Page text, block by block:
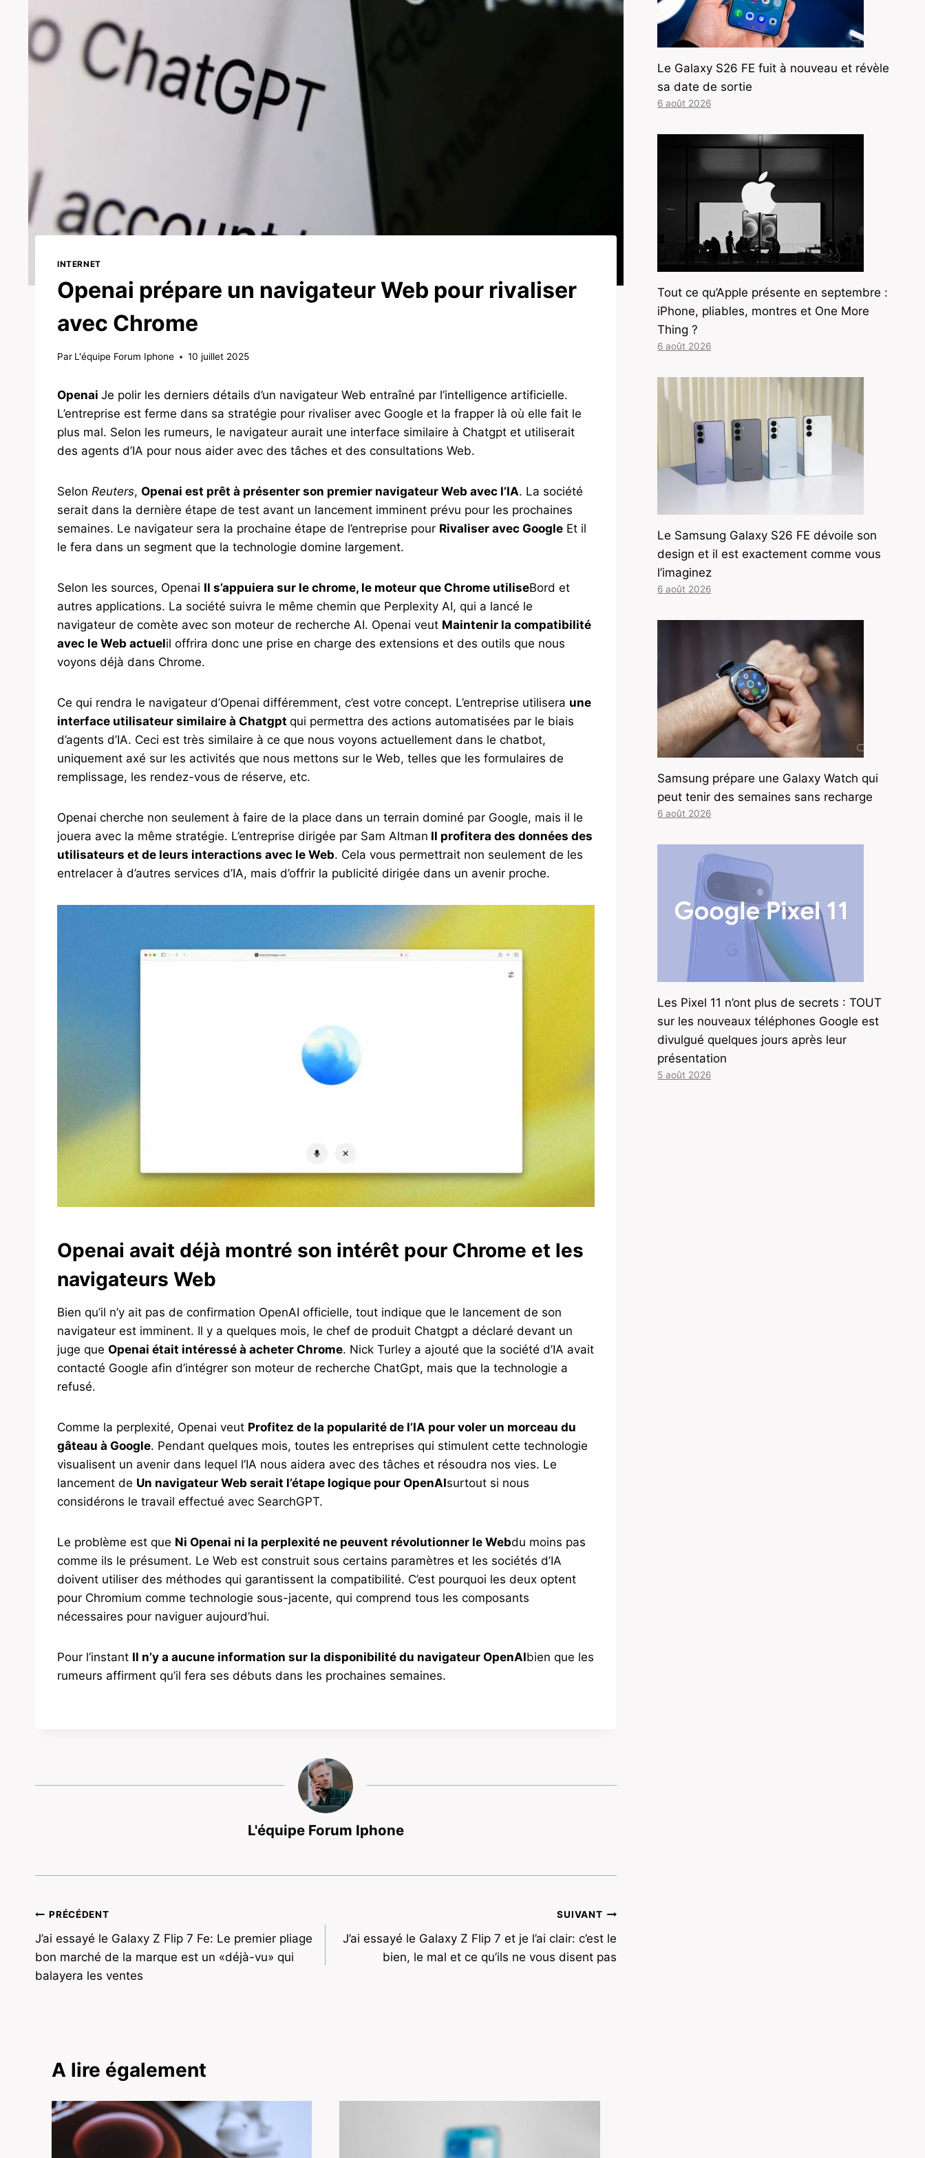
INTERNET
Openai prépare un navigateur Web pour rivaliser
avec Chrome
Par L'équipe Forum Iphone 10 juillet 2025
Openai Je polir les derniers détails d’un navigateur Web entraîné par l’intelligence artificielle.
L’entreprise est ferme dans sa stratégie pour rivaliser avec Google et la frapper là où elle fait le
plus mal. Selon les rumeurs, le navigateur aurait une interface similaire à Chatgpt et utiliserait
des agents d’IA pour nous aider avec des tâches et des consultations Web.
Selon Reuters, Openai est prêt à présenter son premier navigateur Web avec l’IA. La société
serait dans la dernière étape de test avant un lancement imminent prévu pour les prochaines
semaines. Le navigateur sera la prochaine étape de l’entreprise pour Rivaliser avec Google Et il
le fera dans un segment que la technologie domine largement.
Selon les sources, Openai Il s’appuiera sur le chrome, le moteur que Chrome utiliseBord et
autres applications. La société suivra le même chemin que Perplexity AI, qui a lancé le
navigateur de comète avec son moteur de recherche AI. Openai veut Maintenir la compatibilité
avec le Web actuelil offrira donc une prise en charge des extensions et des outils que nous
voyons déjà dans Chrome.
Ce qui rendra le navigateur d’Openai différemment, c’est votre concept. L’entreprise utilisera une
interface utilisateur similaire à Chatgpt qui permettra des actions automatisées par le biais
d’agents d’IA. Ceci est très similaire à ce que nous voyons actuellement dans le chatbot,
uniquement axé sur les activités que nous mettons sur le Web, telles que les formulaires de
remplissage, les rendez-vous de réserve, etc.
Openai cherche non seulement à faire de la place dans un terrain dominé par Google, mais il le
jouera avec la même stratégie. L’entreprise dirigée par Sam Altman Il profitera des données des
utilisateurs et de leurs interactions avec le Web. Cela vous permettrait non seulement de les
entrelacer à d’autres services d’IA, mais d’offrir la publicité dirigée dans un avenir proche.
Openai avait déjà montré son intérêt pour Chrome et les
navigateurs Web
Bien qu’il n’y ait pas de confirmation OpenAI officielle, tout indique que le lancement de son
navigateur est imminent. Il y a quelques mois, le chef de produit Chatgpt a déclaré devant un
juge que Openai était intéressé à acheter Chrome. Nick Turley a ajouté que la société d’IA avait
contacté Google afin d’intégrer son moteur de recherche ChatGpt, mais que la technologie a
refusé.
Comme la perplexité, Openai veut Profitez de la popularité de l’IA pour voler un morceau du
gâteau à Google. Pendant quelques mois, toutes les entreprises qui stimulent cette technologie
visualisent un avenir dans lequel l’IA nous aidera avec des tâches et résoudra nos vies. Le
lancement de Un navigateur Web serait l’étape logique pour OpenAIsurtout si nous
considérons le travail effectué avec SearchGPT.
Le problème est que Ni Openai ni la perplexité ne peuvent révolutionner le Webdu moins pas
comme ils le présument. Le Web est construit sous certains paramètres et les sociétés d’IA
doivent utiliser des méthodes qui garantissent la compatibilité. C’est pourquoi les deux optent
pour Chromium comme technologie sous-jacente, qui comprend tous les composants
nécessaires pour naviguer aujourd’hui.
Pour l’instant Il n’y a aucune information sur la disponibilité du navigateur OpenAIbien que les
rumeurs affirment qu’il fera ses débuts dans les prochaines semaines.
L'équipe Forum Iphone
Navigation
de
l’article
PRÉCÉDENT
J’ai essayé le Galaxy Z Flip 7 Fe: Le premier pliage
bon marché de la marque est un «déjà-vu» qui
balayera les ventes
SUIVANT
J’ai essayé le Galaxy Z Flip 7 et je l’ai clair: c’est le
bien, le mal et ce qu’ils ne vous disent pas
A lire également
Le Galaxy S26 FE fuit à nouveau et révèle
sa date de sortie
6 août 2026
Tout ce qu’Apple présente en septembre :
iPhone, pliables, montres et One More
Thing ?
6 août 2026
Le Samsung Galaxy S26 FE dévoile son
design et il est exactement comme vous
l’imaginez
6 août 2026
Samsung prépare une Galaxy Watch qui
peut tenir des semaines sans recharge
6 août 2026
Les Pixel 11 n’ont plus de secrets : TOUT
sur les nouveaux téléphones Google est
divulgué quelques jours après leur
présentation
5 août 2026